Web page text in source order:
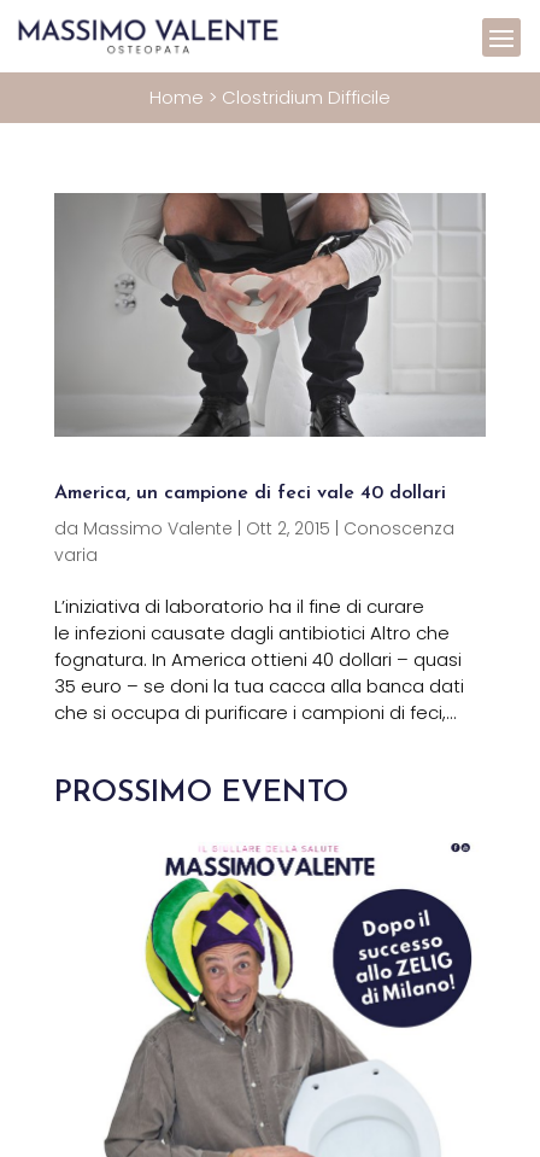
Home > Clostridium Difficile
America, un campione di feci vale 40 dollari
da Massimo Valente | Ott 2, 2015 | Conoscenza
varia
L’iniziativa di laboratorio ha il fine di curare
le infezioni causate dagli antibiotici Altro che
fognatura. In America ottieni 40 dollari – quasi
35 euro – se doni la tua cacca alla banca dati
che si occupa di purificare i campioni di feci,...
PROSSIMO EVENTO